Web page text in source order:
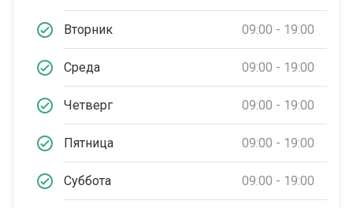
Вторник 09:00 - 19:00
Среда 09:00 - 19:00
Четверг 09:00 - 19:00
Пятница 09:00 - 19:00
Суббота 09:00 - 19:00